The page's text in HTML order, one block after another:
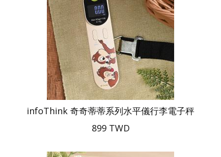
infoThink 奇奇蒂蒂系列水平儀行李電子秤
899 TWD